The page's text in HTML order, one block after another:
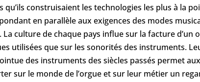
qu’ils construisaient les technologies les plus à la
en parallèle aux exigences des modes
culture de chaque pays influe sur la facture d’un
utilisées que sur les sonorités des instruments.
des instruments des siècles passés permet
sur le monde de l’orgue et sur leur métier un